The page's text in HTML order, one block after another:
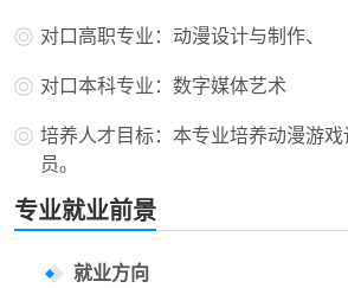
对口高职专业：动漫设计与制作、
对口本科专业：数字媒体艺术
培养人才目标：本专业培养动漫游
员。
专业就业前景
就业方向